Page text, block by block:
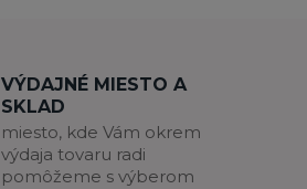
VÝDAJNÉ MIESTO A
SKLAD
miesto, kde Vám okrem
výdaja tovaru radi
pomôžeme s výberom